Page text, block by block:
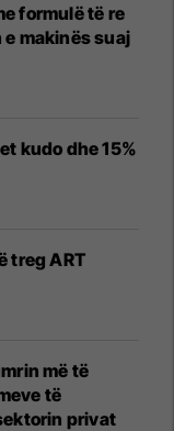
formulë të re
makinës suaj
kudo dhe 15%
treg ART
më të
të
privat